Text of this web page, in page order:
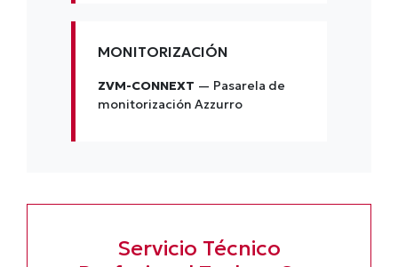
MONITORIZACIÓN
ZVM-CONNEXT — Pasarela de
monitorización Azzurro
Servicio Técnico